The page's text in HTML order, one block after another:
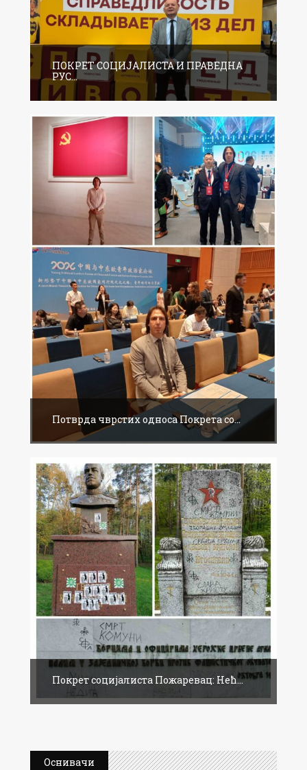
ПОКРЕТ СОЦИЈАЛИСТА И ПРАВЕДНА
РУС...
Потврда чврстих односа Покрета со...
Покрет социјалиста Пожаревац: Нећ...
Оснивачи